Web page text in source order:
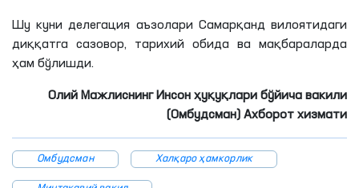
Шу куни делегация аъзолари Самарқанд вилоятидаги
диққатга сазовор, тарихий обида ва мақбараларда
ҳам бўлишди.
Олий Мажлиснинг Инсон ҳуқуқлари бўйича вакили
(Омбудсман) Ахборот хизмати
Омбудсман Халқаро ҳамкорлик